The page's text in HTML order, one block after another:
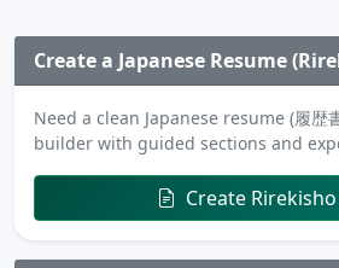
Create a Japanese Resume
Need a clean Japanese resume (履歴
builder with guided sections and
Create